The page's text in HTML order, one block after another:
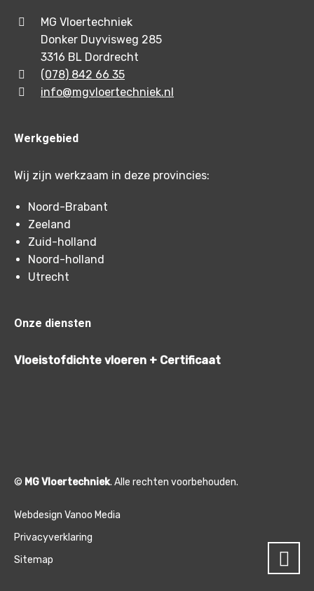
MG Vloertechniek
Donker Duyvisweg 285
3316 BL Dordrecht
(078) 842 66 35
info@mgvloertechniek.nl
Werkgebied
Wij zijn werkzaam in deze provincies:
Noord-Brabant
Zeeland
Zuid-holland
Noord-holland
Utrecht
Onze diensten
Vloeistofdichte vloeren + Certificaat
© MG Vloertechniek. Alle rechten voorbehouden.
Webdesign Vanoo Media
Privacyverklaring
Sitemap